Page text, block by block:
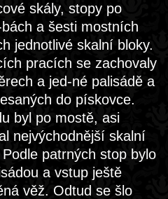
skály, stopy po
a šesti mostních
jednotlivé skalní bloky.
pracích se zachovaly
a jed-né palisádě a
do pískovce.
byl po mostě, asi
nejvýchodnější skalní
patrných stop bylo
a vstup ještě
věž. Odtud se šlo